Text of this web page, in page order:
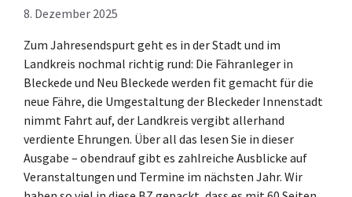
8. Dezember 2025
Zum Jahresendspurt geht es in der Stadt und im
Landkreis nochmal richtig rund: Die Fähranleger in
Bleckede und Neu Bleckede werden fit gemacht für die
neue Fähre, die Umgestaltung der Bleckeder Innenstadt
nimmt Fahrt auf, der Landkreis vergibt allerhand
verdiente Ehrungen. Über all das lesen Sie in dieser
Ausgabe – obendrauf gibt es zahlreiche Ausblicke auf
Veranstaltungen und Termine im nächsten Jahr. Wir